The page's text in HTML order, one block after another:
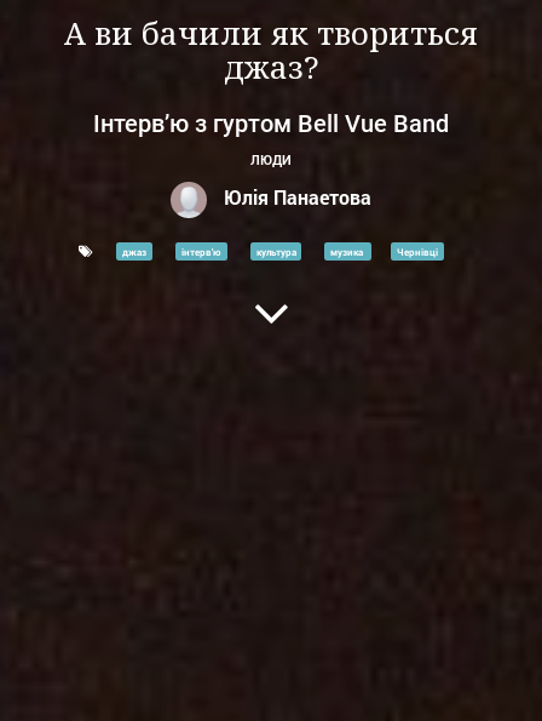
А ви бачили як твориться
джаз?
Інтерв’ю з гуртом Bell Vue Band
ЛЮДИ
Юлія Панаетова
джаз інтерв'ю культура музика Чернівці